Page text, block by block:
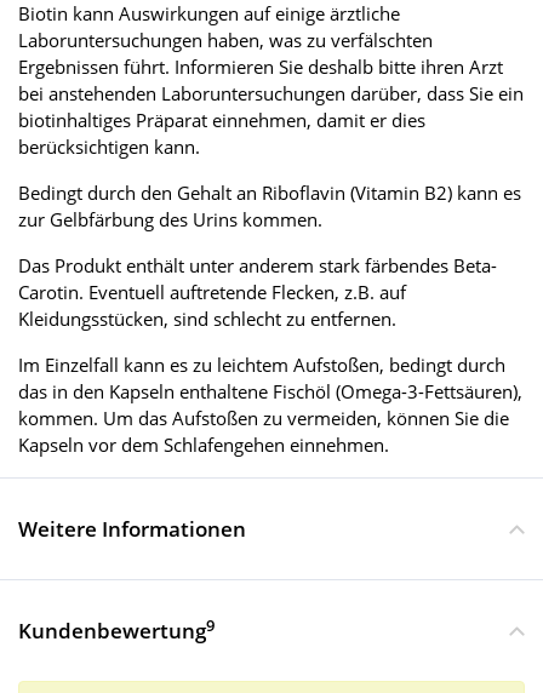
Biotin kann Auswirkungen auf einige ärztliche
Laboruntersuchungen haben, was zu verfälschten
Ergebnissen führt. Informieren Sie deshalb bitte ihren Arzt
bei anstehenden Laboruntersuchungen darüber, dass Sie ein
biotinhaltiges Präparat einnehmen, damit er dies
berücksichtigen kann.
Bedingt durch den Gehalt an Riboflavin (Vitamin B2) kann es
zur Gelbfärbung des Urins kommen.
Das Produkt enthält unter anderem stark färbendes Beta-
Carotin. Eventuell auftretende Flecken, z.B. auf
Kleidungsstücken, sind schlecht zu entfernen.
Im Einzelfall kann es zu leichtem Aufstoßen, bedingt durch
das in den Kapseln enthaltene Fischöl (Omega-3-Fettsäuren),
kommen. Um das Aufstoßen zu vermeiden, können Sie die
Kapseln vor dem Schlafengehen einnehmen.
Weitere Informationen
Kundenbewertung9